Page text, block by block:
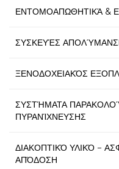
ΕΝΤΟΜΟΑΠΩΘΗΤΙΚΆ &
ΣΥΣΚΕΥΈΣ
ΞΕΝΟΔΟΧΕΙΑΚΌΣ
ΣΥΣΤΉΜΑΤΑ
ΠΥΡΑΝΊΧΝΕΥΣΗΣ
ΔΙΑΚΟΠΤΙΚΌ ΥΛΙΚΌ –
ΑΠΌΔΟΣΗ